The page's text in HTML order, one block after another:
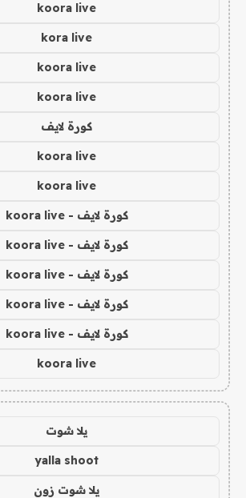
koora live
kora live
koora live
koora live
كورة لايف
koora live
koora live
كورة لايف - koora live
كورة لايف - koora live
كورة لايف - koora live
كورة لايف - koora live
كورة لايف - koora live
koora live
يلا شوت
yalla shoot
يلا شوت زون